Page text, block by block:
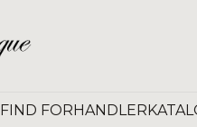
FIND FORHANDLER